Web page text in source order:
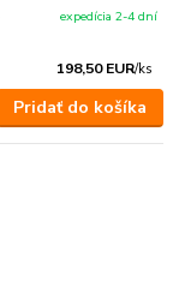
198,50 EUR/ks
expedícia 2-4 dní
Pridať do košíka